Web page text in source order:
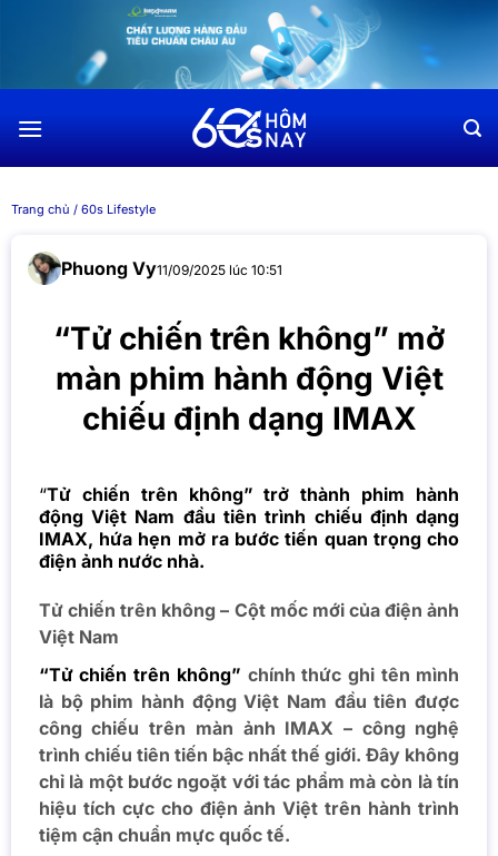
dung
Trang chủ / 60s Lifestyle
Phuong Vy11/09/2025 lúc 10:51
“Tử chiến trên không” mở
màn phim hành động Việt
chiếu định dạng IMAX
“Tử chiến trên không” trở thành phim hành
động Việt Nam đầu tiên trình chiếu định dạng
IMAX, hứa hẹn mở ra bước tiến quan trọng cho
điện ảnh nước nhà.
Tử chiến trên không – Cột mốc mới của điện ảnh
Việt Nam
“Tử chiến trên không” chính thức ghi tên mình
là bộ phim hành động Việt Nam đầu tiên được
công chiếu trên màn ảnh IMAX – công nghệ
trình chiếu tiên tiến bậc nhất thế giới. Đây không
chỉ là một bước ngoặt với tác phẩm mà còn là tín
hiệu tích cực cho điện ảnh Việt trên hành trình
tiệm cận chuẩn mực quốc tế.